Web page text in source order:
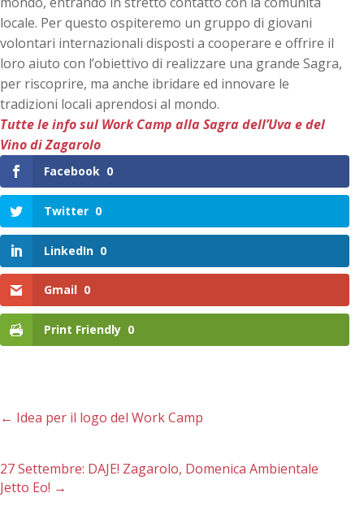
locale. Per questo ospiteremo un gruppo di giovani
volontari internazionali disposti a cooperare e offrire il
loro aiuto con l’obiettivo di realizzare una grande Sagra,
per riscoprire, ma anche ibridare ed innovare le
tradizioni locali aprendosi al mondo.
Tutte le info sul Work Camp alla Sagra dell’Uva e del
Vino di Zagarolo
Facebook 0
Twitter 0
LinkedIn 0
Gmail 0
Print Friendly 0
← Idea per il logo del Work Camp
27 Settembre: DAJE! Zagarolo, Domenica Ambientale
Jetto Eo! →